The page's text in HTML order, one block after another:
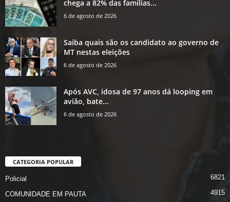
chega a 82% das famílias...
6 de agosto de 2026
Saiba quais são os candidato ao governo de
MT nestas eleições
6 de agosto de 2026
Após AVC, idosa de 97 anos dá looping em
avião, bate...
6 de agosto de 2026
CATEGORIA POPULAR
Policial 6821
COMUNIDADE EM PAUTA 4915